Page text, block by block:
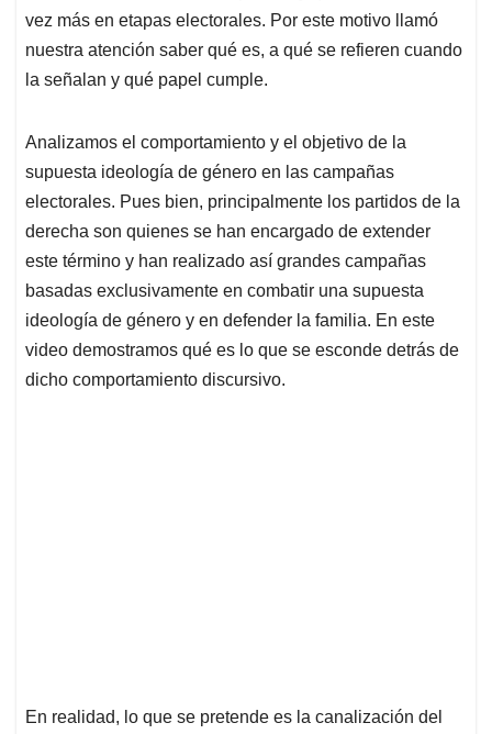
p
k
n
vez más en etapas electorales. Por este motivo llamó
nuestra atención saber qué es, a qué se refieren cuando
la señalan y qué papel cumple.
Analizamos el comportamiento y el objetivo de la
supuesta ideología de género en las campañas
electorales. Pues bien, principalmente los partidos de la
derecha son quienes se han encargado de extender
este término y han realizado así grandes campañas
basadas exclusivamente en combatir una supuesta
ideología de género y en defender la familia. En este
video demostramos qué es lo que se esconde detrás de
dicho comportamiento discursivo.
En realidad, lo que se pretende es la canalización del